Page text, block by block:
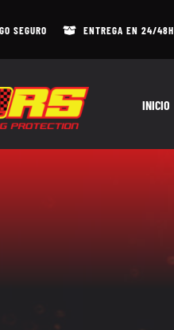
SEGURO ENTREGA EN 24/48H
INICIO